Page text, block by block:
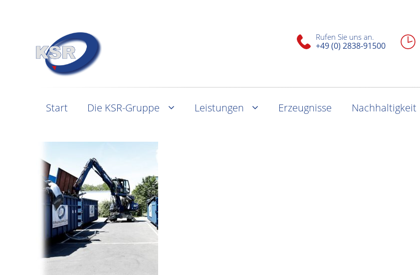
Rufen Sie uns an.
+49 (0) 2838-91500
Start Die KSR-Gruppe Leistungen Erzeugnisse Nachhaltigkeit